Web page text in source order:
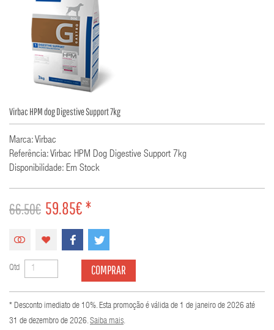
Virbac HPM dog Digestive Support 7kg
Marca: Virbac
Referência: Virbac HPM Dog Digestive Support 7kg
Disponibilidade: Em Stock
66.50€ 59.85€ *
Qtd COMPRAR
* Desconto imediato de 10%. Esta promoção é válida de 1 de janeiro de 2026 até
31 de dezembro de 2026.Saiba mais.